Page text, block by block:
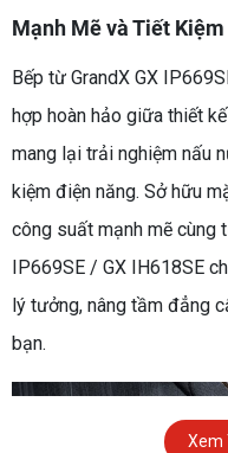
Mạnh Mẽ và Tiết
Bếp từ GrandX GX
hợp hoàn hảo giữa thiết
mang lại trải nghiệm nấu
kiệm điện năng. Sở hữu
công suất mạnh mẽ cùng
IP669SE / GX IH618SE
lý tưởng, nâng tầm đẳng
bạn.
Xem